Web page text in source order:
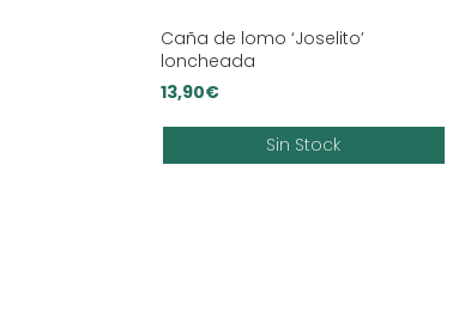
Caña de lomo ‘Joselito’
loncheada
13,90€
Sin Stock